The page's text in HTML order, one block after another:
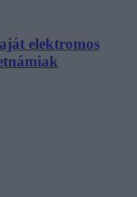
elektromos